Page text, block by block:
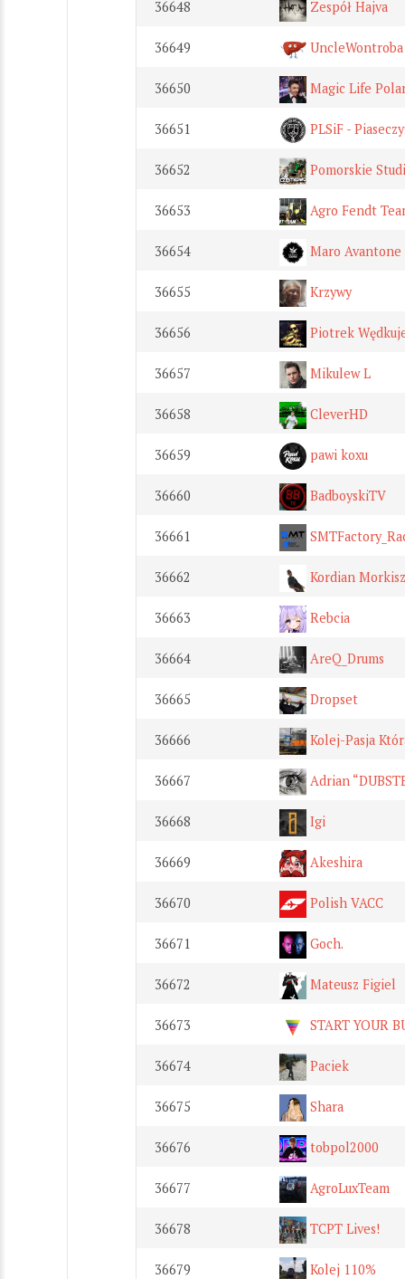
36648 Zespół Hajva
36649 UncleWontroba
36650 Magic Life
36651 PLSiF -
36652 Pomorskie
36653 Agro Fendt
36654 Maro Avantone
36655 Krzywy
36656 Piotrek
36657 Mikulew L
36658 CleverHD
36659 pawi koxu
36660 BadboyskiTV
36661
36662 Kordian Morkisz
36663 Rebcia
36664 AreQ_Drums
36665 Dropset
36666 Kolej-Pasja
36667 Adrian
36668 Igi
36669 Akeshira
36670 Polish VACC
36671 Goch.
36672 Mateusz Figiel
36673 START YOUR
36674 Paciek
36675 Shara
36676 tobpol2000
36677 AgroLuxTeam
36678 TCPT Lives!
36679 Kolej 110%